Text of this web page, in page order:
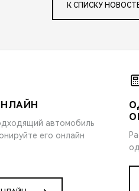
К СПИСКУ
автомобиль
его онлайн